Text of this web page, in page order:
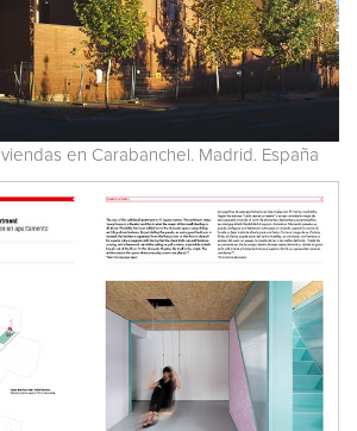
en Carabanchel. Madrid. España